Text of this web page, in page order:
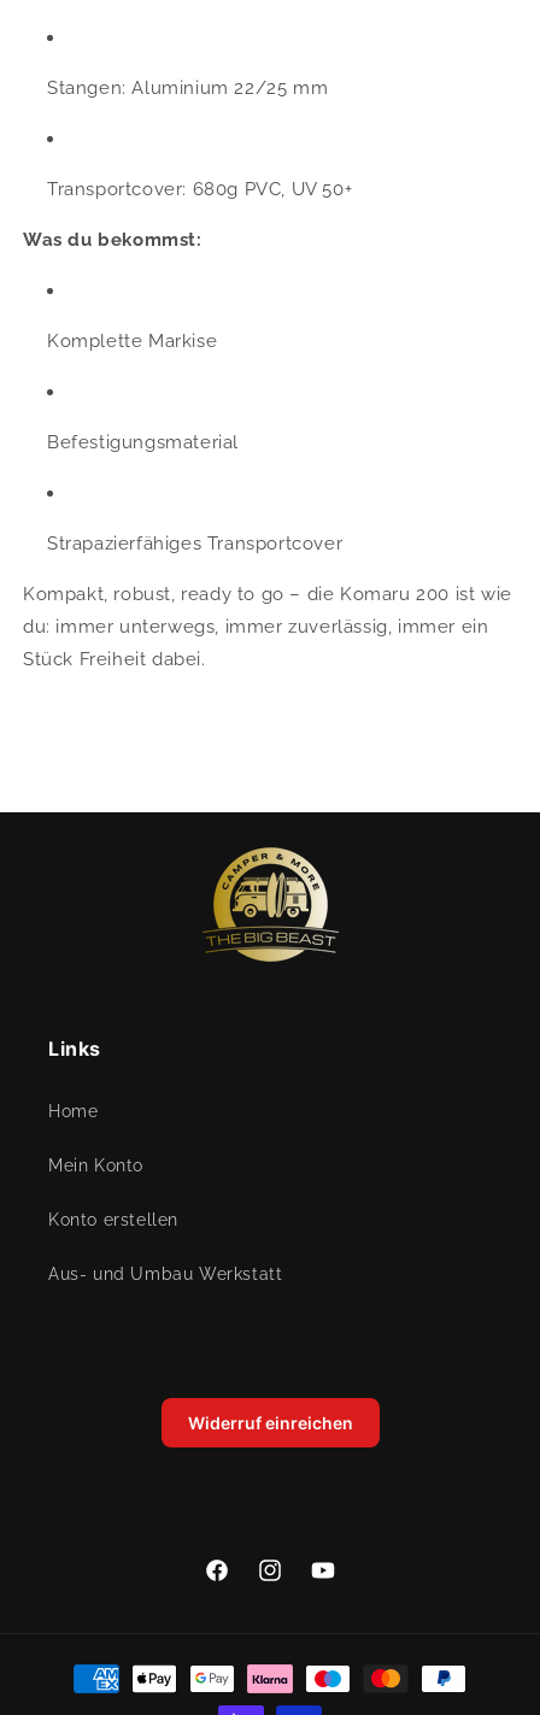
Stangen: Aluminium 22/25 mm
Transportcover: 680g PVC, UV 50+
Was du bekommst:
Komplette Markise
Befestigungsmaterial
Strapazierfähiges Transportcover
Kompakt, robust, ready to go – die Komaru 200 ist wie
du: immer unterwegs, immer zuverlässig, immer ein
Stück Freiheit dabei.
Links
Home
Mein Konto
Konto erstellen
Aus- und Umbau Werkstatt
Widerruf einreichen
FacebookInstagramYouTube
Zahlungsmethoden